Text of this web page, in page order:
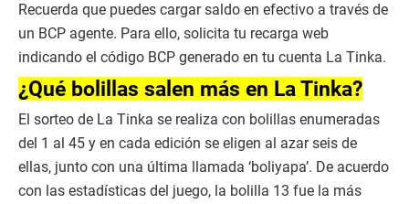
Recuerda que puedes cargar saldo en efectivo a través de
un BCP agente. Para ello, solicita tu recarga web
indicando el código BCP generado en tu cuenta La Tinka.
¿Qué bolillas salen más en La Tinka?
El sorteo de La Tinka se realiza con bolillas enumeradas
del 1 al 45 y en cada edición se eligen al azar seis de
ellas, junto con una última llamada ‘boliyapa’. De acuerdo
con las estadísticas del juego, la bolilla 13 fue la más